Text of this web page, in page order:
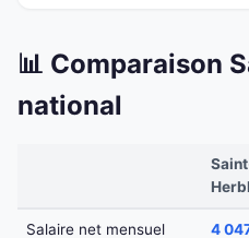
📊 Comparaison
national
Salaire net mensuel 4